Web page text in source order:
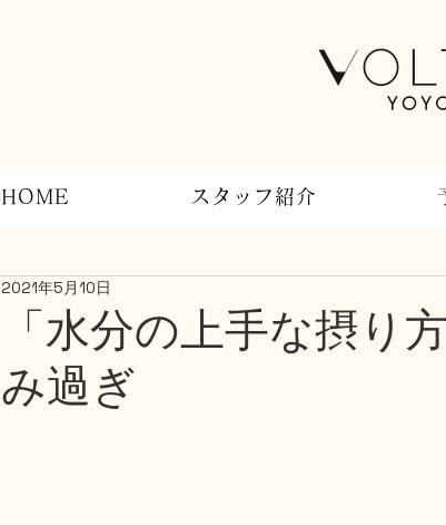
HOME スタッフ紹介
「水分の上手な摂り
み過ぎ
2021年5月10日